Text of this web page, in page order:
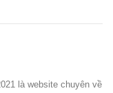
là website chuyên về